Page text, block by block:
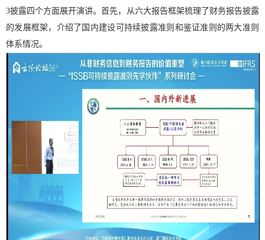
3披露四个方面展开演讲。首先，从六大报告框架梳理了财务报告披露
的发展框架，介绍了国内建设可持续披露准则和鉴证准则的两大准则
体系情况。